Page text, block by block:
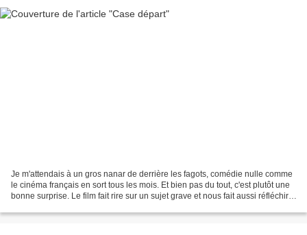
Je m'attendais à un gros nanar de derrière les fagots, comédie nulle comme
le cinéma français en sort tous les mois. Et bien pas du tout, c'est plutôt une
bonne surprise. Le film fait rire sur un sujet grave et nous fait aussi réfléchir.